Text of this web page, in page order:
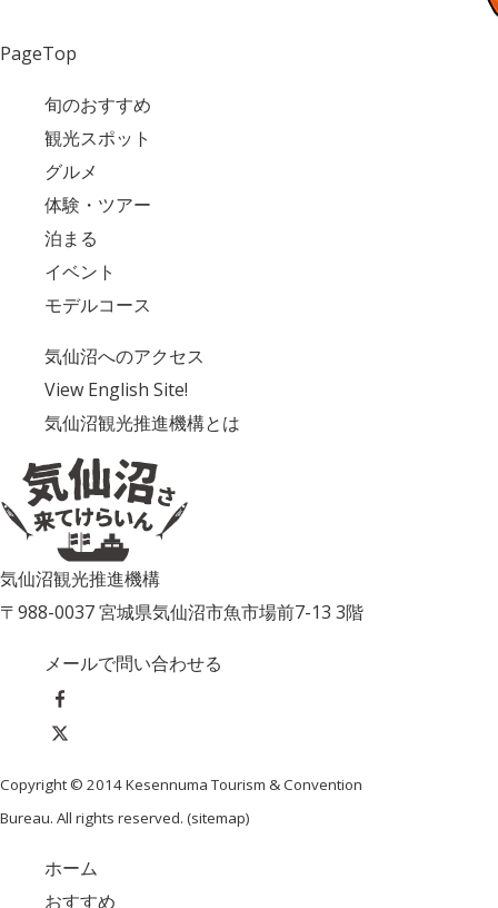
PageTop
旬のおすすめ
観光スポット
グルメ
体験・ツアー
泊まる
イベント
モデルコース
気仙沼へのアクセス
View English Site!
気仙沼観光推進機構とは
気仙沼観光推進機構
〒988-0037 宮城県気仙沼市魚市場前7-13 3階
メールで問い合わせる
Copyright © 2014 Kesennuma Tourism & Convention
Bureau. All rights reserved. (sitemap)
ホーム
おすすめ